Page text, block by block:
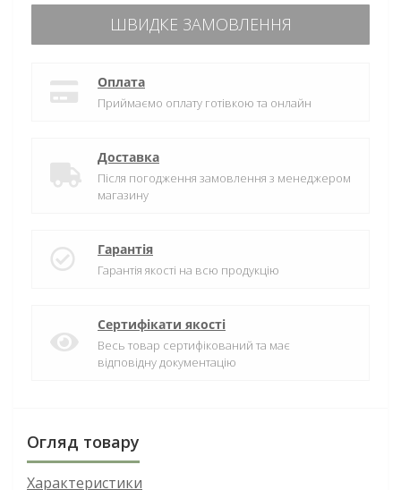
ШВИДКЕ ЗАМОВЛЕННЯ
Оплата
Приймаємо оплату готівкою та онлайн
Доставка
Після погодження замовлення з менеджером
магазину
Гарантія
Гарантія якості на всю продукцію
Сертифікати якості
Весь товар сертифікований та має
відповідну документацію
Огляд товару
Характеристики